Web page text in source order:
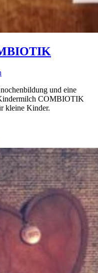
und eine
COMBIOTIK
kleine Kinder.